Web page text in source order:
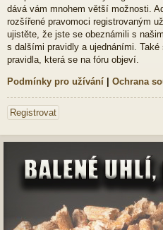
dává vám mnohem větší možnosti.
rozšířené pravomoci registrovaným
ujistěte, že jste se obeznámili s
s dalšími pravidly a ujednáními.
pravidla, která se na fóru objeví.
Podmínky pro užívání | Ochrana
Registrovat